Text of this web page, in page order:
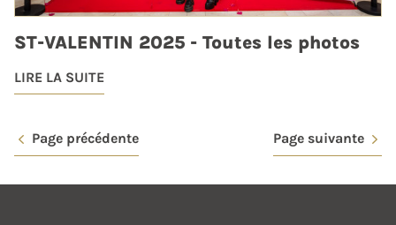
ST-VALENTIN 2025 - Toutes les photos
LIRE LA SUITE
Page précédente Page suivante